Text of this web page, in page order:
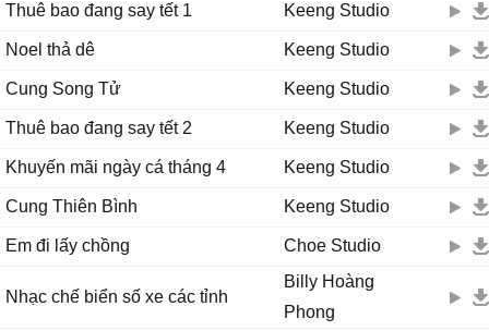
Thuê bao đang say tết 1 Keeng Studio
Noel thả dê Keeng Studio
Cung Song Tử Keeng Studio
Thuê bao đang say tết 2 Keeng Studio
Khuyến mãi ngày cá tháng 4 Keeng Studio
Cung Thiên Bình Keeng Studio
Em đi lấy chồng Choe Studio
Nhạc chế biển số xe các tỉnh
Billy Hoàng
Phong